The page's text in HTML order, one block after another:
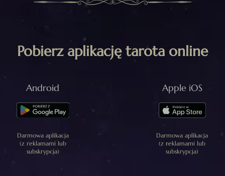
Pobierz aplikację tarota online
Android
Darmowa aplikacja
(z reklamami lub
subskrypcja)
Apple iOS
Darmowa aplikacja
(z reklamami lub
subskrypcja)